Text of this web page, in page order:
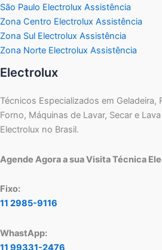
São Paulo Electrolux Assistência
Zona Centro Electrolux Assistência
Zona Sul Electrolux Assistência
Zona Norte Electrolux Assistência
Electrolux
Técnicos Especializados em Geladeira,
Forno, Máquinas de Lavar, Secar e
Electrolux no Brasil.
Agende Agora a sua Visita Técnica
Fixo:
11 2985-9116
WhastApp:
11 99331-2476